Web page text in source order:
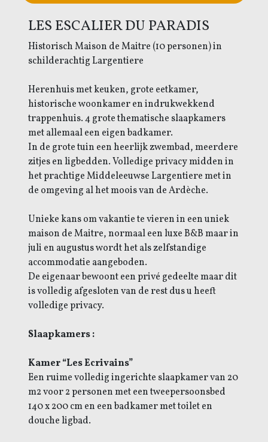
LES ESCALIER DU PARADIS
Historisch Maison de Maitre (10 personen) in
schilderachtig Largentiere
Herenhuis met keuken, grote eetkamer,
historische woonkamer en indrukwekkend
trappenhuis. 4 grote thematische slaapkamers
met allemaal een eigen badkamer.
In de grote tuin een heerlijk zwembad, meerdere
zitjes en ligbedden. Volledige privacy midden in
het prachtige Middeleeuwse Largentiere met in
de omgeving al het moois van de Ardèche.
Unieke kans om vakantie te vieren in een uniek
maison de Maitre, normaal een luxe B&B maar in
juli en augustus wordt het als zelfstandige
accommodatie aangeboden.
De eigenaar bewoont een privé gedeelte maar dit
is volledig afgesloten van de rest dus u heeft
volledige privacy.
Slaapkamers :
Kamer “Les Ecrivains”
Een ruime volledig ingerichte slaapkamer van 20
m2 voor 2 personen met een tweepersoonsbed
140 x 200 cm en een badkamer met toilet en
douche ligbad.